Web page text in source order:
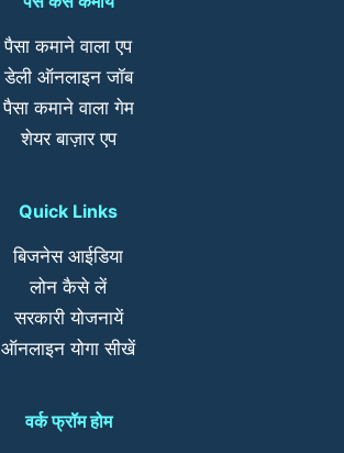
पैसा कमाने वाला एप
डेली ऑनलाइन जॉब
पैसा कमाने वाला गेम
शेयर बाज़ार एप
Quick Links
बिजनेस आईडिया
लोन कैसे लें
सरकारी योजनायें
ऑनलाइन योगा सीखें
वर्क फ्रॉम होम